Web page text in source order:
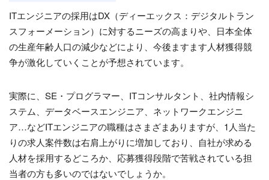
ITエンジニアの採用はDX （ディーエックス：デジタルトラン
スフォーメーション）に対するニーズの高まりや、日本全体
の生産年齢人口の減少などにより、今後ますます人材獲得競
争が激化していくことが予想されています。
実際に、 SE ・プログラマー、 ITコンサルタント、社内情報シ
ステム、データベースエンジニア、ネットワークエンジニ
ア…などITエンジニアの職種はさまざまありますが、 1 人当た
りの求人案件数は右肩上がりに増加しており、自社が求める
人材を採用するどころか、応募獲得段階で苦戦されている担
当者の方も多いのではないでしょうか。